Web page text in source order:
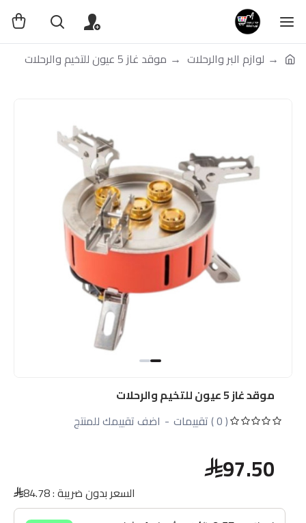
لوازم البر والرحلات موقد غاز 5 عيون للتخيم والرحلات
موقد غاز 5 عيون للتخيم والرحلات
( 0 ) تقييمات
- اضف تقييمك للمنتج
97.50
السعر بدون ضريبة :84.78